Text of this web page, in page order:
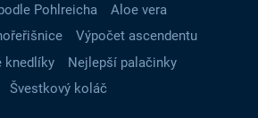
Pohlreicha
Aloe vera
Výpočet ascendentu
knedlíky
Nejlepší palačinky
Švestkový koláč